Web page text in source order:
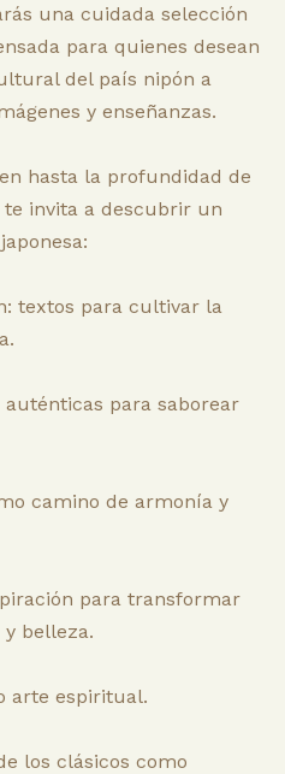
una cuidada selección
para quienes desean
del país nipón a
y enseñanzas.
hasta la profundidad de
invita a descubrir un
textos para cultivar la
auténticas para saborear
camino de armonía y
para transformar
belleza.
arte espiritual.
los clásicos como